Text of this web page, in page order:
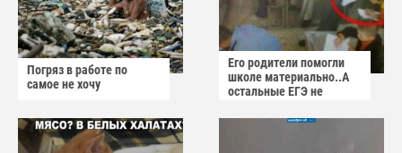
Погряз в работе по
самое не хочу
Его родители помогли
школе материально..А
остальные ЕГЭ не